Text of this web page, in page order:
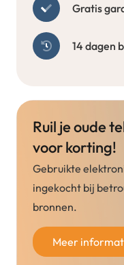
Gratis
14 dagen
Ruil je oude
voor korting!
Gebruikte
ingekocht bij
bronnen.
Meer